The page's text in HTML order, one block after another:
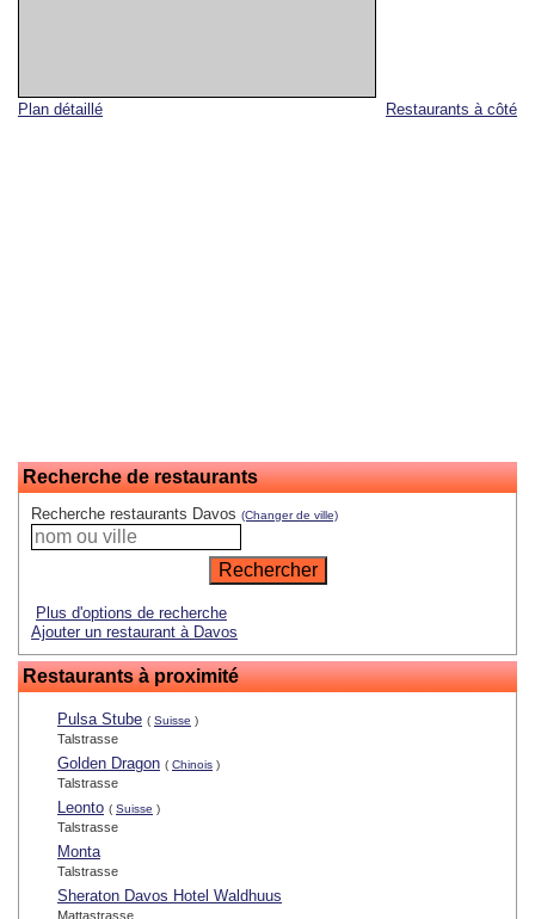
Restaurants à côté
Plan détaillé
Recherche de restaurants
Recherche restaurants Davos (Changer de ville)
Plus d'options de recherche
Ajouter un restaurant à Davos
Restaurants à proximité
Pulsa Stube ( Suisse )
Talstrasse
Golden Dragon ( Chinois )
Talstrasse
Leonto ( Suisse )
Talstrasse
Monta
Talstrasse
Sheraton Davos Hotel Waldhuus
Mattastrasse